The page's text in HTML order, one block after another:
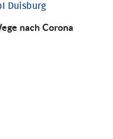
Duisburg
nach Corona